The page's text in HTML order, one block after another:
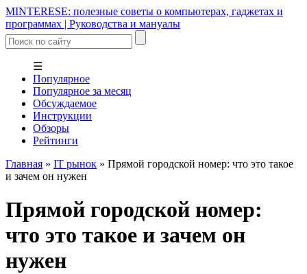
MINTERESE: полезные советы о компьютерах, гаджетах и
программах | Руководства и мануалы
☰
Популярное
Популярное за месяц
Обсуждаемое
Инструкции
Обзоры
Рейтинги
Главная » IT рынок » Прямой городской номер: что это такое
и зачем он нужен
Прямой городской номер:
что это такое и зачем он
нужен